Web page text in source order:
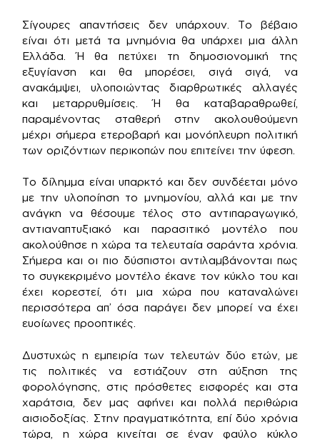
Σίγουρες απαντήσεις δεν υπάρχουν. Το βέβαιο
είναι ότι μετά τα μνημόνια θα υπάρχει μια άλλη
Ελλάδα. Ή θα πετύχει τη δημοσιονομική της
εξυγίανση και θα μπορέσει, σιγά σιγά, να
ανακάμψει, υλοποιώντας διαρθρωτικές αλλαγές
και μεταρρυθμίσεις. Ή θα καταβαραθρωθεί,
παραμένοντας σταθερή στην ακολουθούμενη
μέχρι σήμερα ετεροβαρή και μονόπλευρη πολιτική
των οριζόντιων περικοπών που επιτείνει την ύφεση.
Το δίλημμα είναι υπαρκτό και δεν συνδέεται μόνο
με την υλοποίηση το μνημονίου, αλλά και με την
ανάγκη να θέσουμε τέλος στο αντιπαραγωγικό,
αντιαναπτυξιακό και παρασιτικό μοντέλο που
ακολούθησε η χώρα τα τελευταία σαράντα χρόνια.
Σήμερα και οι πιο δύσπιστοι αντιλαμβάνονται πως
το συγκεκριμένο μοντέλο έκανε τον κύκλο του και
έχει κορεστεί, ότι μια χώρα που καταναλώνει
περισσότερα απ’ όσα παράγει δεν μπορεί να έχει
ευοίωνες προοπτικές.
Δυστυχώς η εμπειρία των τελευτών δύο ετών, με
τις πολιτικές να εστιάζουν στη αύξηση της
φορολόγησης, στις πρόσθετες εισφορές και στα
χαράτσια, δεν μας αφήνει και πολλά περιθώρια
αισιοδοξίας. Στην πραγματικότητα, επί δύο χρόνια
τώρα, η χώρα κινείται σε έναν φαύλο κύκλο